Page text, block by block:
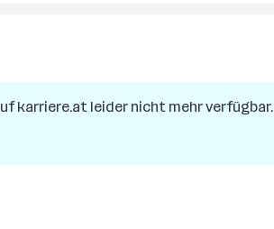
karriere.at leider nicht mehr verfügbar.